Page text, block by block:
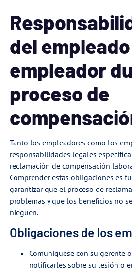
del
empleador
proceso de
Tanto los empleadores como los
responsabilidades legales
reclamación de compensación
Comprender estas obligaciones es
garantizar que el proceso de
problemas y que los beneficios no
nieguen.
Obligaciones de los
Comuníquese con su gerente
notificarles sobre su lesión o